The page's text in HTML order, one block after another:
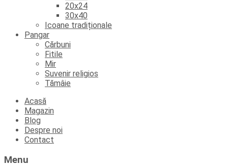
20x24
30x40
Icoane tradiționale
Pangar
Cărbuni
Fitile
Mir
Suvenir religios
Tămâie
Skip
content
Acasă
Magazin
Blog
Despre noi
Contact
Menu